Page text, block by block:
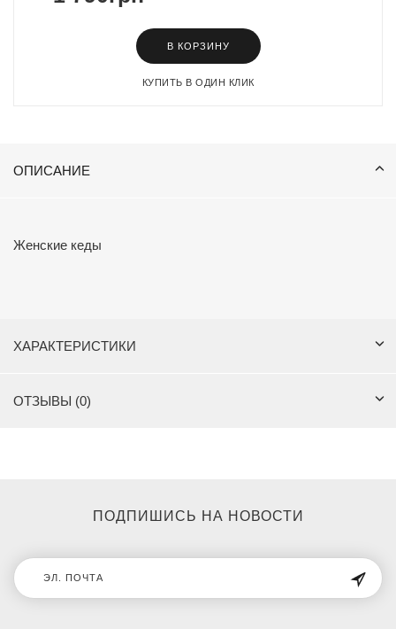
В КОРЗИНУ
КУПИТЬ В ОДИН КЛИК
ОПИСАНИЕ
Женские кеды
ХАРАКТЕРИСТИКИ
ОТЗЫВЫ (0)
ПОДПИШИСЬ НА НОВОСТИ